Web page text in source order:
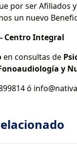
por ser Afiliados
un nuevo
Centro Integral
en consultas de
y
ó